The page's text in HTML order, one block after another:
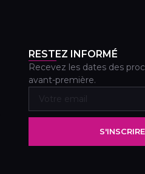
RESTEZ INFORMÉ
Recevez les dates des
avant-première.
S'INSCRIRE